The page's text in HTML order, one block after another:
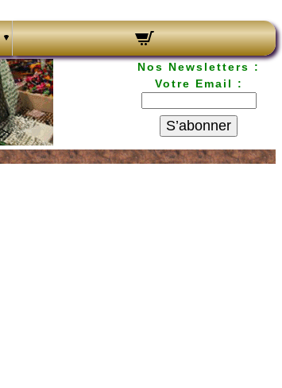
Nos Newsletters :
Votre Email :
S’abonner